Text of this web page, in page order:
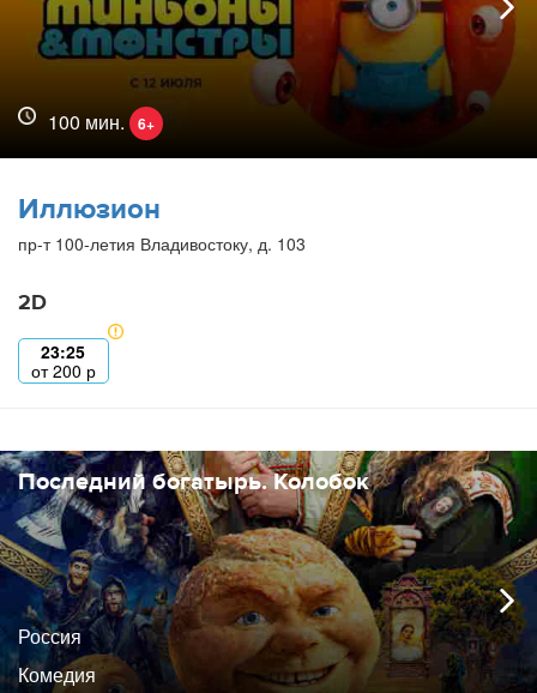
100 мин. 6+
Иллюзион
пр-т 100-летия Владивостоку, д. 103
2D
23:25
от200 р
Последний богатырь. Колобок
Россия
Комедия